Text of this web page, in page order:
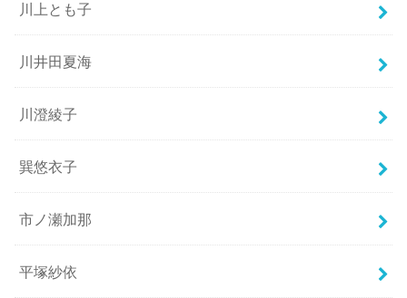
川上とも子
川井田夏海
川澄綾子
巽悠衣子
市ノ瀬加那
平塚紗依